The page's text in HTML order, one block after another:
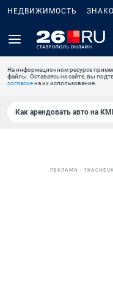
НЕДВИЖИМОСТЬ
На информационном ресурсе
файлы. Оставаясь на сайте, вы
согласиена их использование.
Как арендовать авто на
РЕКЛАМА •